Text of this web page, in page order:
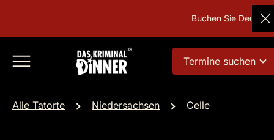
Buchen Sie
Termine suchen
Alle Tatorte Niedersachsen Celle